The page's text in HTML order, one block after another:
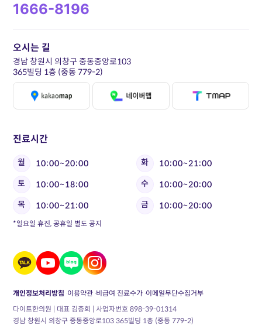
1666-8196
진료시간
월 10:00~20:00 화
10:00~21:00
토
10:00~18:00 수
10:00~20:00
목
10:00~21:00 금 10:00~20:00
*일요일 휴진, 공휴일 별도 공지
오시는 길
경남 창원시 의창구 중동중앙로103
365빌딩 1층 (중동 779-2)
개인정보처리방침 이용약관 비급여 진료수가 이메일무단수집거부
다이트한의원 | 대표 김충희 | 사업자번호 898-39-01314
경남 창원시 의창구 중동중앙로103 365빌딩 1층 (중동 779-2)